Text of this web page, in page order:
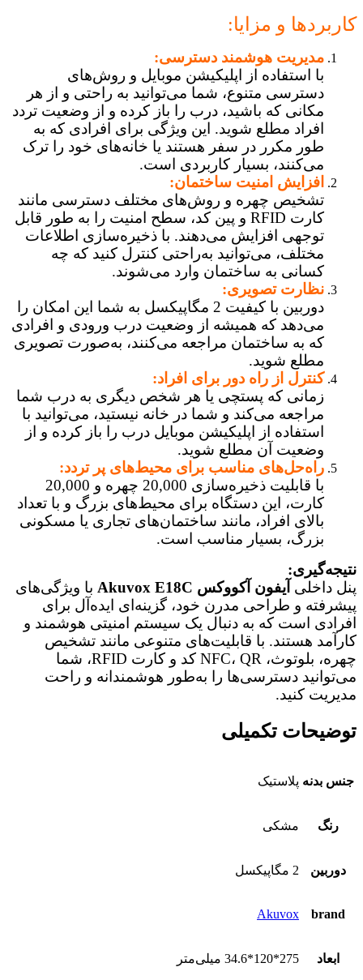
کاربردها و مزایا:
مدیریت هوشمند دسترسی:
با استفاده از اپلیکیشن موبایل و روش‌های
دسترسی متنوع، شما می‌توانید به راحتی و از هر
مکانی که باشید، درب را باز کرده و از وضعیت تردد
افراد مطلع شوید. این ویژگی برای افرادی که به
طور مکرر در سفر هستند یا خانه‌های خود را ترک
می‌کنند، بسیار کاربردی است.
افزایش امنیت ساختمان:
تشخیص چهره و روش‌های مختلف دسترسی مانند
کارت RFID و پین کد، سطح امنیت را به طور قابل
توجهی افزایش می‌دهند. با ذخیره‌سازی اطلاعات
مختلف، می‌توانید به‌راحتی کنترل کنید که چه
کسانی به ساختمان وارد می‌شوند.
نظارت تصویری:
دوربین با کیفیت 2 مگاپیکسل به شما این امکان را
می‌دهد که همیشه از وضعیت درب ورودی و افرادی
که به ساختمان مراجعه می‌کنند، به‌صورت تصویری
مطلع شوید.
کنترل از راه دور برای افراد:
زمانی که پستچی یا هر شخص دیگری به درب شما
مراجعه می‌کند و شما در خانه نیستید، می‌توانید با
استفاده از اپلیکیشن موبایل درب را باز کرده و از
وضعیت آن مطلع شوید.
راه‌حل‌های مناسب برای محیط‌های پر تردد:
با قابلیت ذخیره‌سازی 20,000 چهره و 20,000
کارت، این دستگاه برای محیط‌های بزرگ و با تعداد
بالای افراد، مانند ساختمان‌های تجاری یا مسکونی
بزرگ، بسیار مناسب است.
نتیجه‌گیری:
پنل داخلی آیفون آکووکس Akuvox E18C
با ویژگی‌های
پیشرفته و طراحی مدرن خود، گزینه‌ای ایده‌آل برای
افرادی است که به دنبال یک سیستم امنیتی هوشمند و
کارآمد هستند. با قابلیت‌های متنوعی مانند تشخیص
چهره، بلوتوث، NFC، QR کد و کارت RFID، شما
می‌توانید دسترسی‌ها را به‌طور هوشمندانه و راحت
مدیریت کنید.
توضیحات تکمیلی
جنس بدنه پلاستیک
رنگ مشکی
دوربین 2 مگاپیکسل
brand
Akuvox
ابعاد 275*120*34.6 میلی‌متر